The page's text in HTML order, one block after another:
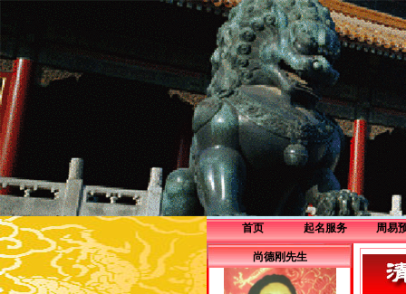
首页 起名服务
企业服务
个人服务
周易
尚德刚先生